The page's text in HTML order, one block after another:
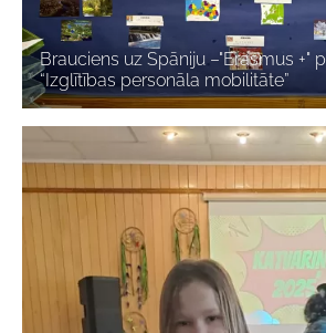
Brauciens uz Spāniju –"Erasmus +"
“Izglītības personāla mobilitāte”